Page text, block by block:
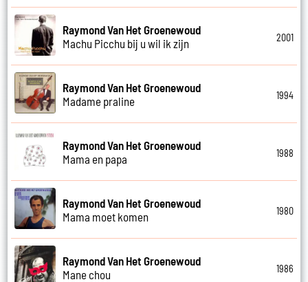
Raymond Van Het Groenewoud
Machu Picchu bij u wil ik zijn
2001
Raymond Van Het Groenewoud
Madame praline
1994
Raymond Van Het Groenewoud
Mama en papa
1988
Raymond Van Het Groenewoud
Mama moet komen
1980
Raymond Van Het Groenewoud
Mane chou
1986